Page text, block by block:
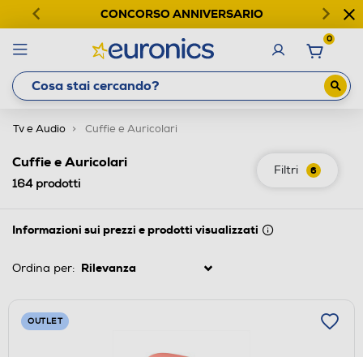
CONCORSO ANNIVERSARIO
0
Tv e Audio Cuffie e Auricolari
Filtri 6
Cuffie e Auricolari
164prodotti
Informazioni sui prezzi e prodotti visualizzati
Ordina per:
OUTLET